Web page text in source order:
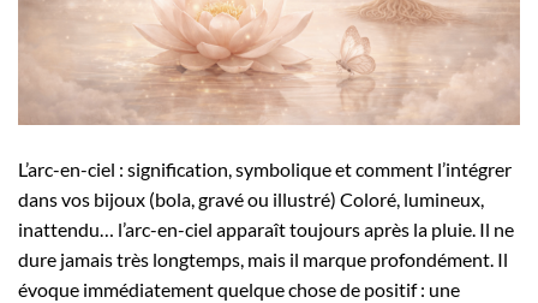
L’arc-en-ciel : signification, symbolique et comment l’intégrer
dans vos bijoux (bola, gravé ou illustré) Coloré, lumineux,
inattendu… l’arc-en-ciel apparaît toujours après la pluie. Il ne
dure jamais très longtemps, mais il marque profondément. Il
évoque immédiatement quelque chose de positif : une